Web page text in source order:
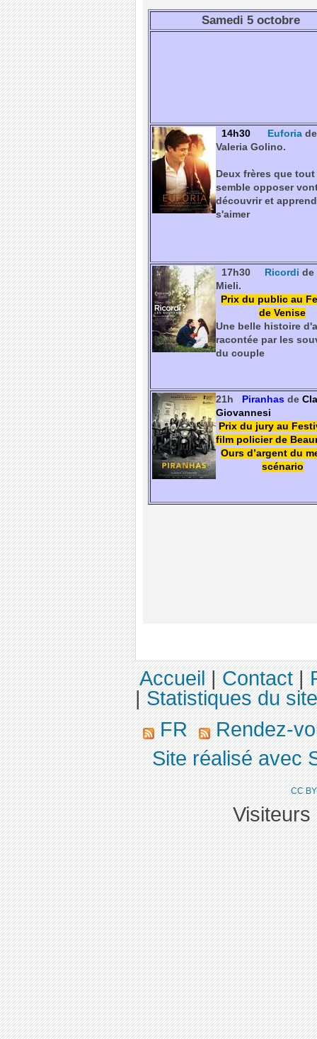
Samedi 5 octobre
14h30 Euforia de
Valeria Golino.
Deux frères que tout
semble opposer
découvrir et
s'aimer
17h30 Ricordi de
Mieli.
Prix du public au
de Venise
Une belle histoire
racontée par les
du couple
21h Piranhas de
Giovannesi
Prix du jury au
film policier de
Ours d’argent du
scénario
Accueil|Contact|
|Statistiques du site
FR
Rendez-
Site réalisé avec
CC